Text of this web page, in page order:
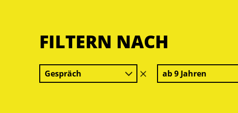
FILTERN NACH
Gespräch
Filter
löschen
ab 9 Jahren